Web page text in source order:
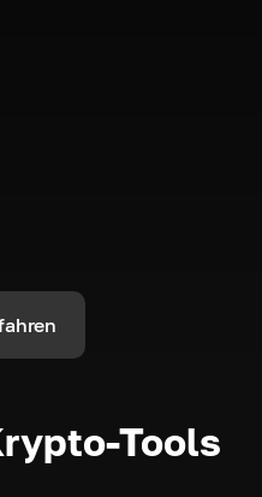
Tools